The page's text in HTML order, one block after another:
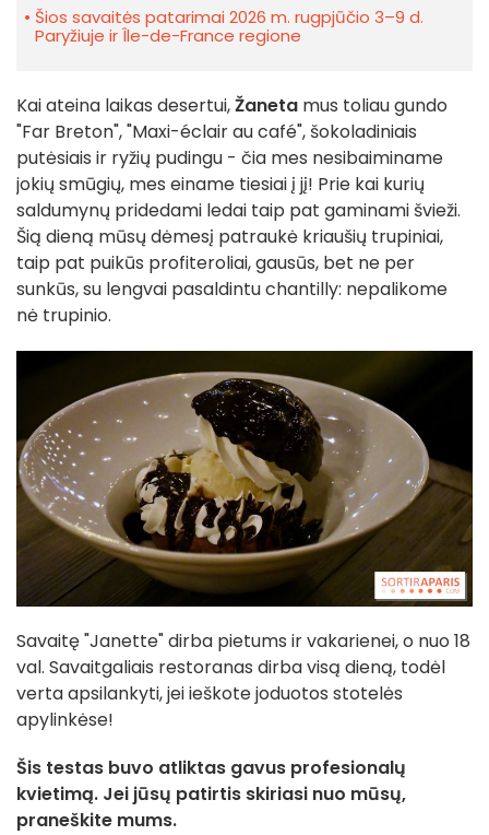
Šios savaitės patarimai 2026 m. rugpjūčio 3–9 d.
Paryžiuje ir Île-de-France regione
Kai ateina laikas desertui,Žaneta mus toliau gundo
"Far Breton", "Maxi-éclair au café", šokoladiniais
putėsiais ir ryžių pudingu - čia mes nesibaiminame
jokių smūgių, mes einame tiesiai į jį! Prie kai kurių
saldumynų pridedami ledai taip pat gaminami švieži.
Šią dieną mūsų dėmesį patraukė kriaušių trupiniai,
taip pat puikūs profiteroliai, gausūs, bet ne per
sunkūs, su lengvai pasaldintu chantilly: nepalikome
nė trupinio.
Savaitę "Janette" dirba pietums ir vakarienei, o nuo 18
val. Savaitgaliais restoranas dirba visą dieną, todėl
verta apsilankyti, jei ieškote joduotos stotelės
apylinkėse!
Šis testas buvo atliktas gavus profesionalų
kvietimą. Jei jūsų patirtis skiriasi nuo mūsų,
praneškite mums.